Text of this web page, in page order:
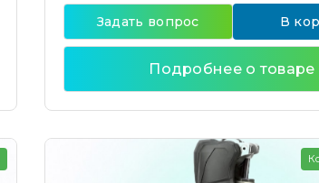
Задать вопрос В
Подробнее о товаре